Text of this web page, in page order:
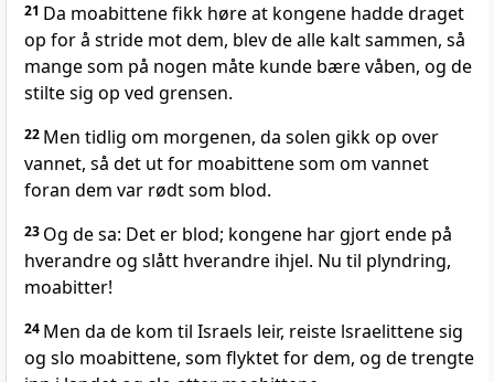
21 Da moabittene fikk høre at kongene hadde draget
op for å stride mot dem, blev de alle kalt sammen, så
mange som på nogen måte kunde bære våben, og de
stilte sig op ved grensen.
22 Men tidlig om morgenen, da solen gikk op over
vannet, så det ut for moabittene som om vannet
foran dem var rødt som blod.
23 Og de sa: Det er blod; kongene har gjort ende på
hverandre og slått hverandre ihjel. Nu til plyndring,
moabitter!
24 Men da de kom til Israels leir, reiste lsraelittene sig
og slo moabittene, som flyktet for dem, og de trengte